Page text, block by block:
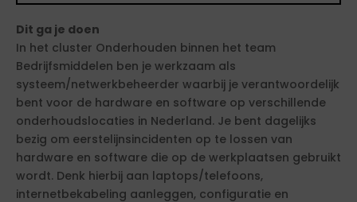
Dit ga je doen
In het cluster Onderhouden binnen het team
Bedrijfsmiddelen ben je werkzaam als
systeem/netwerkbeheerder waarbij je verantwoordelijk
bent voor de hardware en software op verschillende
onderhoudslocaties in Nederland. Je bent dagelijks
bezig om eerstelijnsincidenten op te lossen van
hardware en software die op de werkplaatsen gebruikt
wordt. Denk hierbij aan laptops/telefoons,
internetbekabeling aanleggen, configuratie en